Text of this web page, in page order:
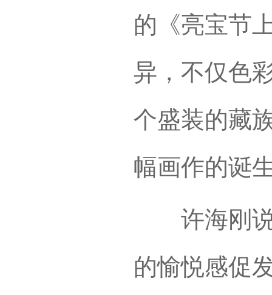
的《亮宝节
异，不仅色
个盛装的藏
幅画作的诞
许海刚说
的愉悦感促